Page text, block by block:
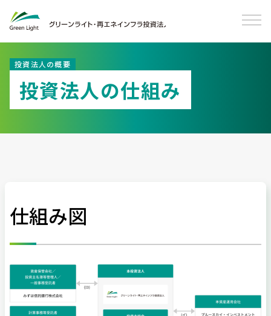
投資法人の概要
投資法人の仕組み
仕組み図